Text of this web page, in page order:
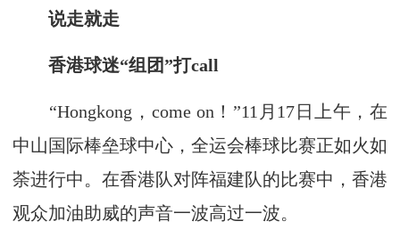
说走就走
香港球迷“组团”打call
“Hongkong，come on！”11月17日上午，在
中山国际棒垒球中心，全运会棒球比赛正如火如
荼进行中。在香港队对阵福建队的比赛中，香港
观众加油助威的声音一波高过一波。